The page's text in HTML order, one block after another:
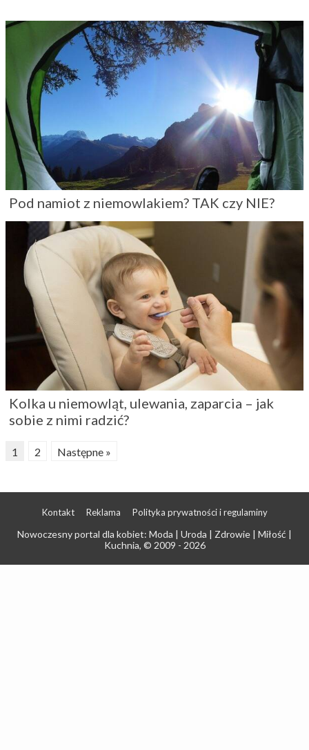
Pod namiot z niemowlakiem? TAK czy NIE?
Kolka u niemowląt, ulewania, zaparcia – jak
sobie z nimi radzić?
1 2 Następne »
Kontakt Reklama Polityka prywatności i regulaminy
Nowoczesny portal dla kobiet: Moda | Uroda | Zdrowie | Miłość |
Kuchnia, © 2009 - 2026